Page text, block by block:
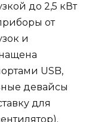
до 2,5 кВт
от
и
USB,
девайсы
для